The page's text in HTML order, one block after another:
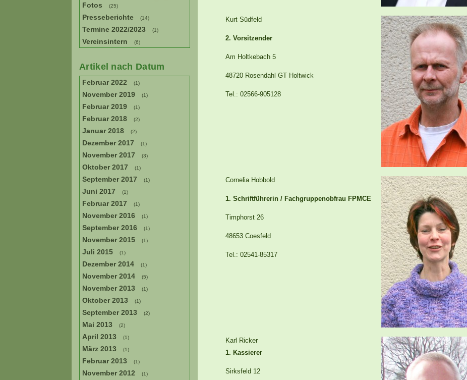
Fotos (25)
Presseberichte (14)
Termine 2022/2023 (1)
Vereinsintern (6)
Artikel nach Datum
Februar 2022 (1)
November 2019 (1)
Februar 2019 (1)
Februar 2018 (2)
Januar 2018 (2)
Dezember 2017 (1)
November 2017 (3)
Oktober 2017 (1)
September 2017 (1)
Juni 2017 (1)
Februar 2017 (1)
November 2016 (1)
September 2016 (1)
November 2015 (1)
Juli 2015 (1)
Dezember 2014 (1)
November 2014 (5)
November 2013 (1)
Oktober 2013 (1)
September 2013 (2)
Mai 2013 (2)
April 2013 (1)
März 2013 (1)
Februar 2013 (1)
November 2012 (1)
Kurt Südfeld
2. Vorsitzender
Am Holtkebach 5
48720 Rosendahl GT Holtwick
Tel.: 02566-905128
Cornelia Hobbold
1. Schriftführerin / Fachgruppenobfrau FPMCE
Timphorst 26
48653 Coesfeld
Tel.: 02541-85317
Karl Ricker
1. Kassierer
Sirksfeld 12